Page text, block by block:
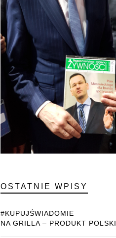
OSTATNIE WPISY
#KUPUJŚWIADOMIE
NA GRILLA – PRODUKT POLSKI